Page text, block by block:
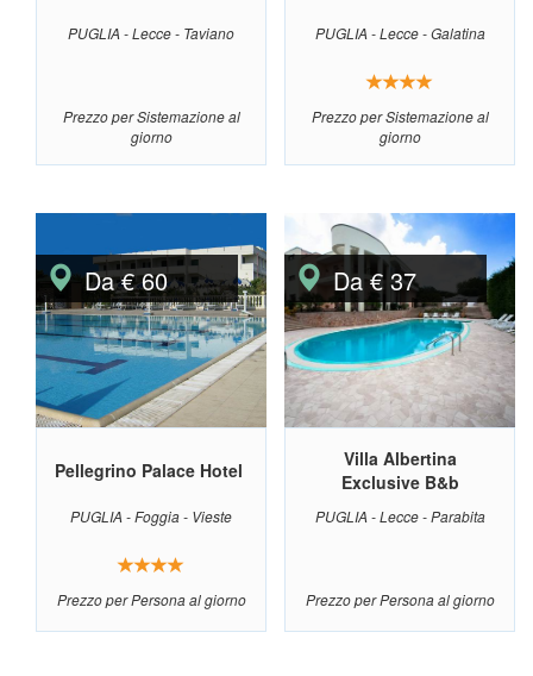
PUGLIA - Lecce - Taviano
Prezzo per Sistemazione al
giorno
PUGLIA - Lecce - Galatina
Prezzo per Sistemazione al
giorno
Da € 60
Pellegrino Palace Hotel
PUGLIA - Foggia - Vieste
Prezzo per Persona al giorno
Da € 37
Villa Albertina
Exclusive B&b
PUGLIA - Lecce - Parabita
Prezzo per Persona al giorno